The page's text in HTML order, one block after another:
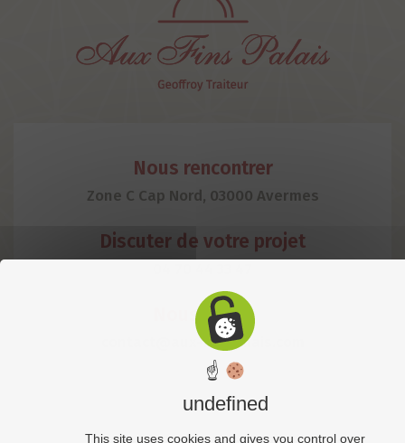
Nous rencontrer
Zone C Cap Nord, 03000 Avermes
Discuter de votre projet
Nous écrire
contact@aux-finspalais.com
☝
undefined
This site uses cookies and gives you control over